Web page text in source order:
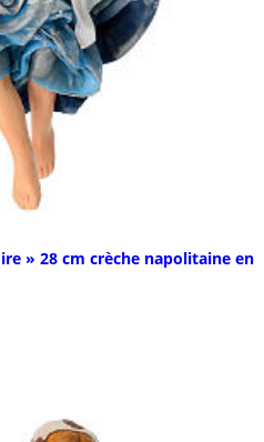
» 28 cm crèche napolitaine en